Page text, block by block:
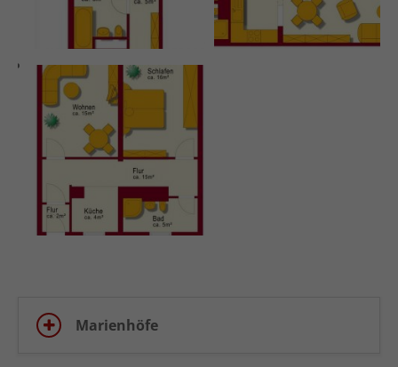
Marienhöfe